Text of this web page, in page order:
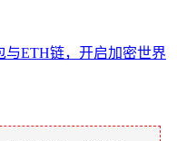
与ETH链，开启加密世界